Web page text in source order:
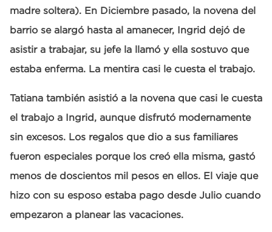
madre soltera). En Diciembre pasado, la novena del
barrio se alargó hasta al amanecer, Ingrid dejó de
asistir a trabajar, su jefe la llamó y ella sostuvo que
estaba enferma. La mentira casi le cuesta el trabajo.
Tatiana también asistió a la novena que casi le cuesta
el trabajo a Ingrid, aunque disfrutó modernamente
sin excesos. Los regalos que dio a sus familiares
fueron especiales porque los creó ella misma, gastó
menos de doscientos mil pesos en ellos. El viaje que
hizo con su esposo estaba pago desde Julio cuando
empezaron a planear las vacaciones.